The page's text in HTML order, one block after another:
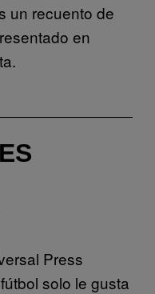
un recuento de
en
Press
solo le gusta